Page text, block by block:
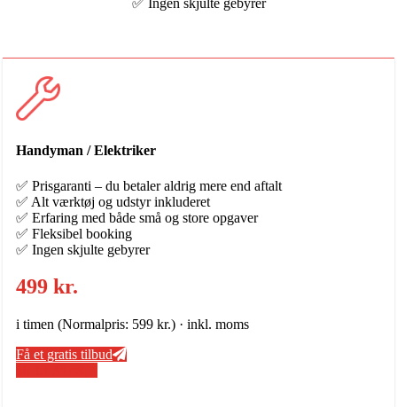
Handyman / Elektriker
✅ Prisgaranti – du betaler aldrig mere end aftalt
✅ Alt værktøj og udstyr inkluderet
✅ Erfaring med både små og store opgaver
✅ Fleksibel booking
✅ Ingen skjulte gebyrer
499 kr.
i timen (Normalpris: 599 kr.) · inkl. moms
Få et gratis tilbud